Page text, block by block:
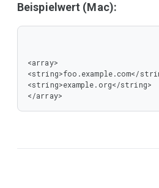
Beispielwert (Mac):
<array>
<string>foo.example.com</
<string>example.org</string>
</array>